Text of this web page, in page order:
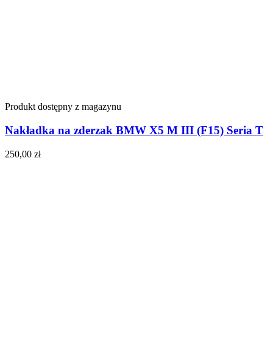
Produkt dostępny z magazynu
Nakładka na zderzak BMW X5 M III (F15) Seria T
250,00 zł